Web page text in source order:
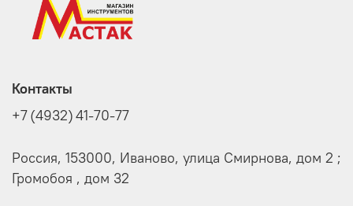
Контакты
+7 (4932) 41-70-77
Россия, 153000, Иваново, улица Смирнова, дом 2 ;
Громобоя , дом 32